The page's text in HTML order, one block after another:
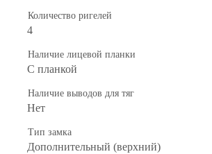
Количество ригелей
4
Наличие лицевой планки
С планкой
Наличие выводов для тяг
Нет
Тип замка
Дополнительный (верхний)